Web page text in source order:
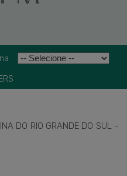
DO RIO GRANDE DO SUL -